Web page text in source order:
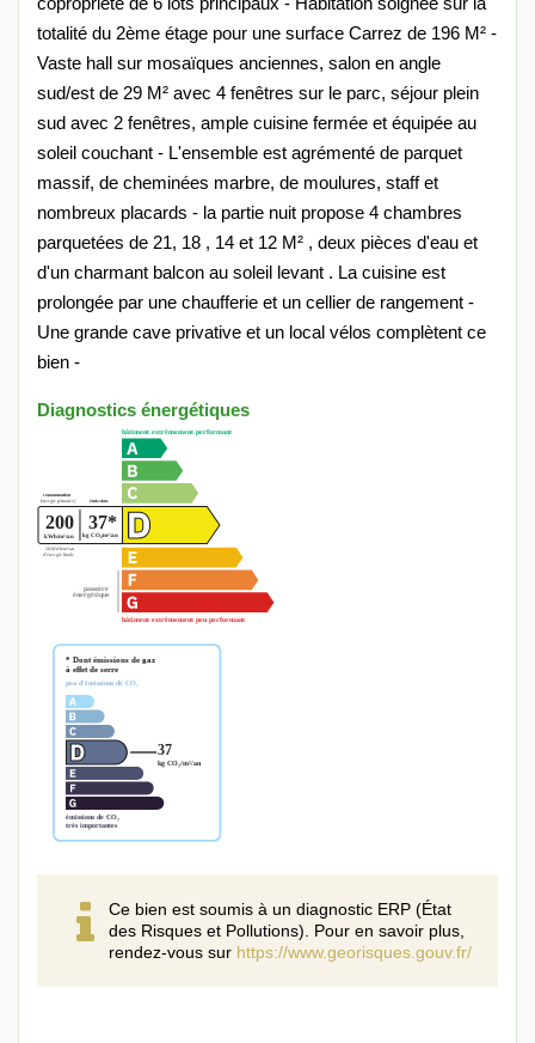
totalité du 2ème étage pour une surface Carrez de 196 M² -
Vaste hall sur mosaïques anciennes, salon en angle
sud/est de 29 M² avec 4 fenêtres sur le parc, séjour plein
sud avec 2 fenêtres, ample cuisine fermée et équipée au
soleil couchant - L'ensemble est agrémenté de parquet
massif, de cheminées marbre, de moulures, staff et
nombreux placards - la partie nuit propose 4 chambres
parquetées de 21, 18 , 14 et 12 M² , deux pièces d'eau et
d'un charmant balcon au soleil levant . La cuisine est
prolongée par une chaufferie et un cellier de rangement -
Une grande cave privative et un local vélos complètent ce
bien -
Diagnostics énergétiques
Ce bien est soumis à un diagnostic ERP (État
des Risques et Pollutions). Pour en savoir plus,
rendez-vous sur https://www.georisques.gouv.fr/